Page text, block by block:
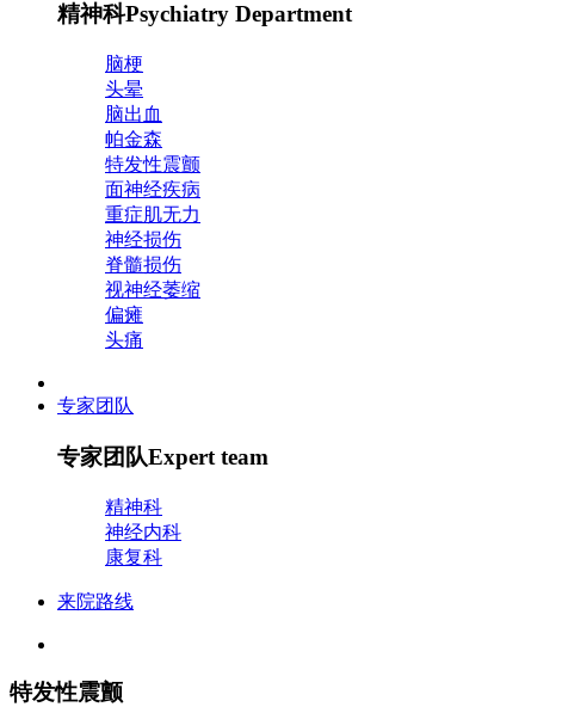
精神科Psychiatry Department
脑梗
头晕
脑出血
帕金森
特发性震颤
面神经疾病
重症肌无力
神经损伤
脊髓损伤
视神经萎缩
偏瘫
头痛
专家团队
专家团队Expert team
精神科
神经内科
康复科
来院路线
特发性震颤